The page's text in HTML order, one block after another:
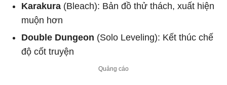
Karakura (Bleach): Bản đồ thử thách, xuất hiện
muộn hơn
Double Dungeon (Solo Leveling): Kết thúc chế
độ cốt truyện